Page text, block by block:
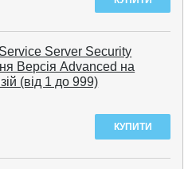
Server Security
Версія Advanced на
(від 1 до 999)